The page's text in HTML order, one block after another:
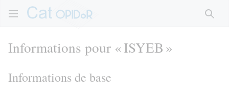
Informations pour « ISYEB »
Informations de base